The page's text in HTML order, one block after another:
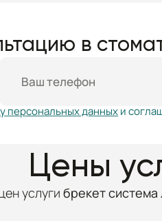
в
персональных данныхи
Цены
услуги брекет система